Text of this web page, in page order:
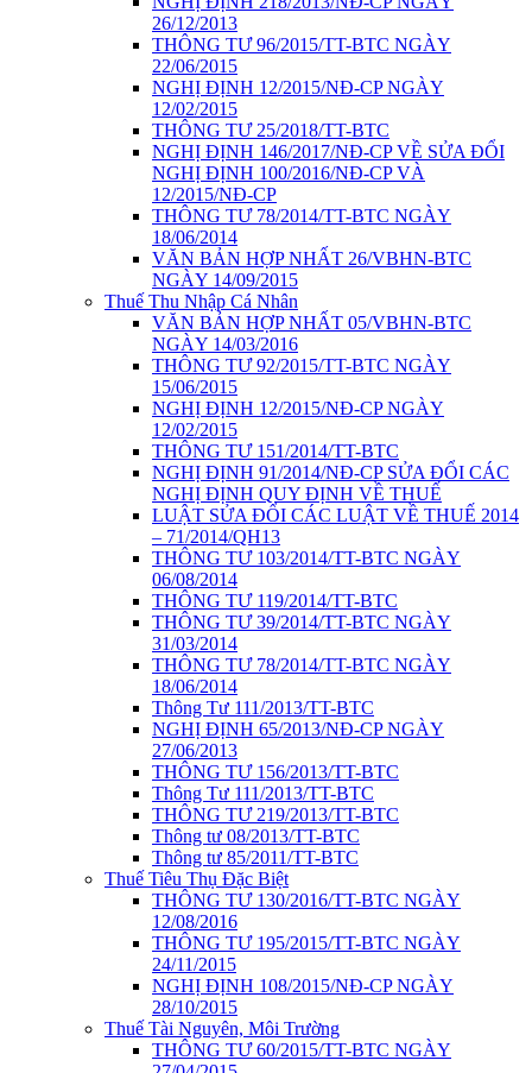
26/12/2013
THÔNG TƯ 96/2015/TT-BTC NGÀY
22/06/2015
NGHỊ ĐỊNH 12/2015/NĐ-CP NGÀY
12/02/2015
THÔNG TƯ 25/2018/TT-BTC
NGHỊ ĐỊNH 146/2017/NĐ-CP VỀ SỬA ĐỔI
NGHỊ ĐỊNH 100/2016/NĐ-CP VÀ
12/2015/NĐ-CP
THÔNG TƯ 78/2014/TT-BTC NGÀY
18/06/2014
VĂN BẢN HỢP NHẤT 26/VBHN-BTC
NGÀY 14/09/2015
Thuế Thu Nhập Cá Nhân
VĂN BẢN HỢP NHẤT 05/VBHN-BTC
NGÀY 14/03/2016
THÔNG TƯ 92/2015/TT-BTC NGÀY
15/06/2015
NGHỊ ĐỊNH 12/2015/NĐ-CP NGÀY
12/02/2015
THÔNG TƯ 151/2014/TT-BTC
NGHỊ ĐỊNH 91/2014/NĐ-CP SỬA ĐỔI CÁC
NGHỊ ĐỊNH QUY ĐỊNH VỀ THUẾ
LUẬT SỬA ĐỔI CÁC LUẬT VỀ THUẾ 2014
– 71/2014/QH13
THÔNG TƯ 103/2014/TT-BTC NGÀY
06/08/2014
THÔNG TƯ 119/2014/TT-BTC
THÔNG TƯ 39/2014/TT-BTC NGÀY
31/03/2014
THÔNG TƯ 78/2014/TT-BTC NGÀY
18/06/2014
Thông Tư 111/2013/TT-BTC
NGHỊ ĐỊNH 65/2013/NĐ-CP NGÀY
27/06/2013
THÔNG TƯ 156/2013/TT-BTC
Thông Tư 111/2013/TT-BTC
THÔNG TƯ 219/2013/TT-BTC
Thông tư 08/2013/TT-BTC
Thông tư 85/2011/TT-BTC
Thuế Tiêu Thụ Đặc Biệt
THÔNG TƯ 130/2016/TT-BTC NGÀY
12/08/2016
THÔNG TƯ 195/2015/TT-BTC NGÀY
24/11/2015
NGHỊ ĐỊNH 108/2015/NĐ-CP NGÀY
28/10/2015
Thuế Tài Nguyên, Môi Trường
THÔNG TƯ 60/2015/TT-BTC NGÀY